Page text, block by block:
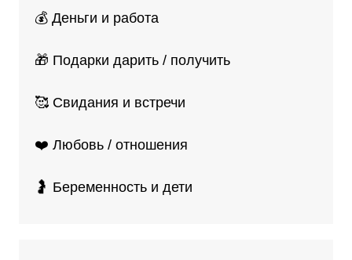
💰 Деньги и работа
🎁 Подарки дарить / получить
🥰 Свидания и встречи
❤️ Любовь / отношения
🤰 Беременность и дети